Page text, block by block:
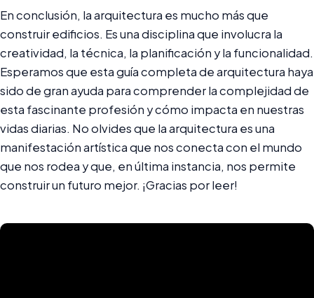
En conclusión, la arquitectura es mucho más que
construir edificios. Es una disciplina que involucra la
creatividad, la técnica, la planificación y la funcionalidad.
Esperamos que esta guía completa de arquitectura haya
sido de gran ayuda para comprender la complejidad de
esta fascinante profesión y cómo impacta en nuestras
vidas diarias. No olvides que la arquitectura es una
manifestación artística que nos conecta con el mundo
que nos rodea y que, en última instancia, nos permite
construir un futuro mejor. ¡Gracias por leer!